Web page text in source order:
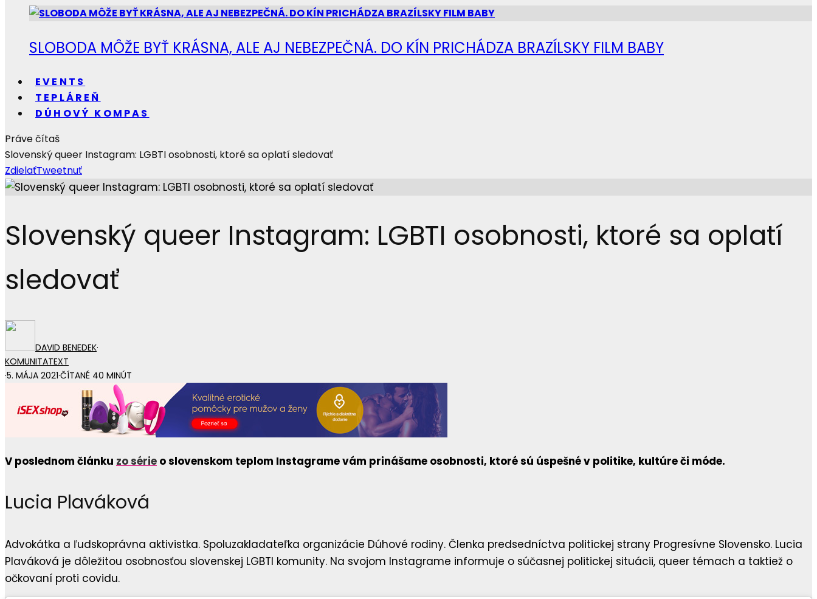
SLOBODA MÔŽE BYŤ KRÁSNA, ALE AJ NEBEZPEČNÁ. DO KÍN PRICHÁDZA BRAZÍLSKY FILM BABY
EVENTS
TEPLÁREŇ
DÚHOVÝ KOMPAS
Práve čítaš
Slovenský queer Instagram: LGBTI osobnosti, ktoré sa oplatí sledovať
ZdielaťTweetnuť
Slovenský queer Instagram: LGBTI osobnosti, ktoré sa oplatí
sledovať
DAVID BENEDEK·
KOMUNITATEXT
·5. MÁJA 2021·ČÍTANÉ 40 MINÚT
V poslednom článku zo série o slovenskom teplom Instagrame vám prinášame osobnosti, ktoré sú úspešné v politike, kultúre či móde.
Lucia Plaváková
Advokátka a ľudskoprávna aktivistka. Spoluzakladateľka organizácie Dúhové rodiny. Členka predsedníctva politickej strany Progresívne Slovensko. Lucia
Plaváková je dôležitou osobnosťou slovenskej LGBTI komunity. Na svojom Instagrame informuje o súčasnej politickej situácii, queer témach a taktiež o
očkovaní proti covidu.